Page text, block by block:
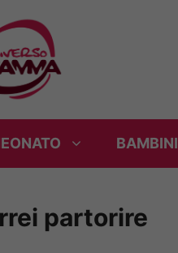
BAMBINI
partorire